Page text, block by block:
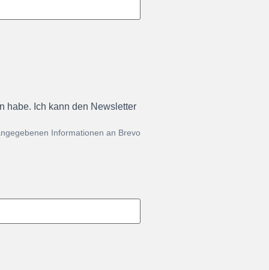
habe. Ich kann den Newsletter
Informationen an Brevo